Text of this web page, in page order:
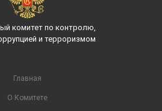
комитет по контролю,
и терроризмом
Главная
О Комитете